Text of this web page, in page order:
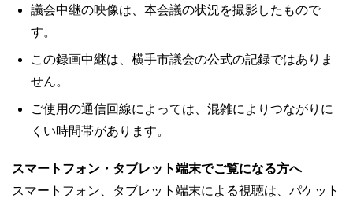
議会中継の映像は、本会議の状況を撮影したもので
す。
この録画中継は、横手市議会の公式の記録ではありま
せん。
ご使用の通信回線によっては、混雑によりつながりに
くい時間帯があります。
スマートフォン・タブレット端末でご覧になる方へ
スマートフォン、タブレット端末による視聴は、パケット